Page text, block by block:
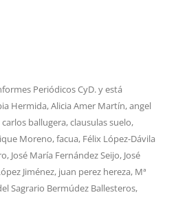
Periódicos CyD.y está
Hermida,Alicia Amer Martín,angel
carlos ballugera,clausulas suelo,
Moreno,facua, Félix López-Dávila
, José María Fernández Seijo, José
Jiménez, juan perez hereza, Mª
Sagrario Bermúdez Ballesteros,